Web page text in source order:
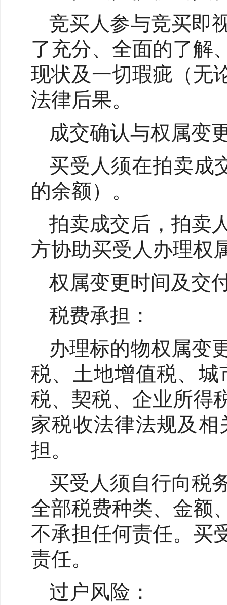
竞买人参与竞买即
了充分、全面的了解
现状及一切瑕疵（无
法律后果。
成交确认与权属变
买受人须在拍卖成
的余额）。
拍卖成交后，拍卖
方协助买受人办理权
权属变更时间及交
税费承担：
办理标的物权属变
税、土地增值税、
税、契税、企业所得
家税收法律法规及
担。
买受人须自行向税
全部税费种类、金额
不承担任何责任。买
责任。
过户风险：